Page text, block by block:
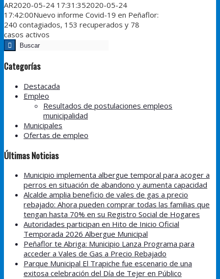
AR2020-05-24 17:31:352020-05-24
17:42:00Nuevo informe Covid-19 en Peñaflor:
240 contagiados, 153 recuperados y 78
casos activos
Categorías
Destacada
Empleo
Resultados de postulaciones empleos
municipalidad
Municipales
Ofertas de empleo
Últimas Noticias
Municipio implementa albergue temporal para acoger a
perros en situación de abandono y aumenta capacidad
Alcalde amplia beneficio de vales de gas a precio
rebajado: Ahora pueden comprar todas las familias que
tengan hasta 70% en su Registro Social de Hogares
Autoridades participan en Hito de Inicio Oficial
Temporada 2026 Albergue Municipal
Peñaflor te Abriga: Municipio Lanza Programa para
acceder a Vales de Gas a Precio Rebajado
Parque Municipal El Trapiche fue escenario de una
exitosa celebración del Día de Tejer en Público